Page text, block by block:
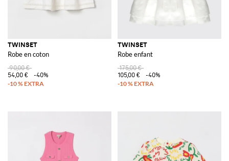
TWINSET
Robe en coton
90,00 €
54,00 €
-40%
TWINSET
Robe enfant
175,00 €
105,00 €
-40%